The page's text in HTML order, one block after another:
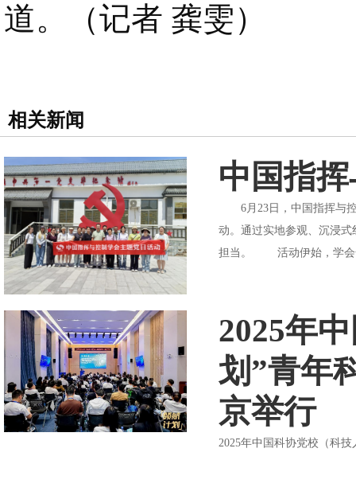
道。（记者 龚雯）
相关新闻
中国指
6月23日，中国指挥与控
动。通过实地参观、沉浸
担当。 活动伊始，学会全
2025年
划”青年
京举行
2025年中国科协党校（科